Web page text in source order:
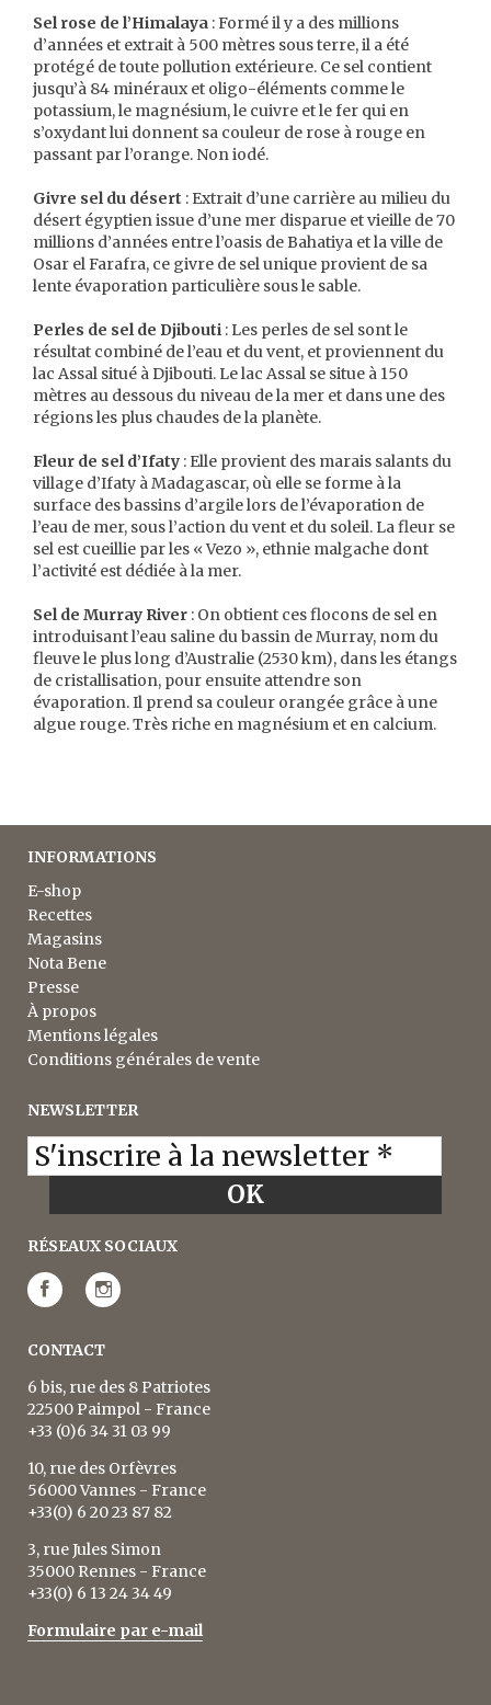
Sel rose de l’Himalaya : Formé il y a des millions
d’années et extrait à 500 mètres sous terre, il a été
protégé de toute pollution extérieure. Ce sel contient
jusqu’à 84 minéraux et oligo-éléments comme le
potassium, le magnésium, le cuivre et le fer qui en
s’oxydant lui donnent sa couleur de rose à rouge en
passant par l’orange. Non iodé.
Givre sel du désert : Extrait d’une carrière au milieu du
désert égyptien issue d’une mer disparue et vieille de 70
millions d’années entre l’oasis de Bahatiya et la ville de
Osar el Farafra, ce givre de sel unique provient de sa
lente évaporation particulière sous le sable.
Perles de sel de Djibouti : Les perles de sel sont le
résultat combiné de l’eau et du vent, et proviennent du
lac Assal situé à Djibouti. Le lac Assal se situe à 150
mètres au dessous du niveau de la mer et dans une des
régions les plus chaudes de la planète.
Fleur de sel d’Ifaty : Elle provient des marais salants du
village d’Ifaty à Madagascar, où elle se forme à la
surface des bassins d’argile lors de l’évaporation de
l’eau de mer, sous l’action du vent et du soleil. La fleur se
sel est cueillie par les « Vezo », ethnie malgache dont
l’activité est dédiée à la mer.
Sel de Murray River : On obtient ces flocons de sel en
introduisant l’eau saline du bassin de Murray, nom du
fleuve le plus long d’Australie (2530 km), dans les étangs
de cristallisation, pour ensuite attendre son
évaporation. Il prend sa couleur orangée grâce à une
algue rouge. Très riche en magnésium et en calcium.
INFORMATIONS
E-shop
Recettes
Magasins
Nota Bene
Presse
À propos
Mentions légales
Conditions générales de vente
NEWSLETTER
RÉSEAUX SOCIAUX
CONTACT
6 bis, rue des 8 Patriotes
22500 Paimpol - France
+33 (0)6 34 31 03 99
10, rue des Orfèvres
56000 Vannes - France
+33(0) 6 20 23 87 82
3, rue Jules Simon
35000 Rennes - France
+33(0) 6 13 24 34 49
Formulaire par e-mail